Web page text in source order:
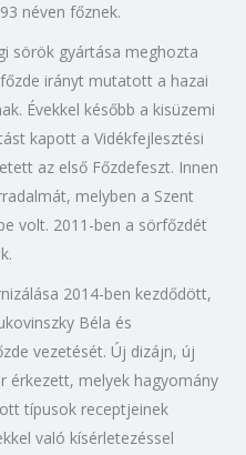
néven főznek.
sörök gyártása meghozta
irányt mutatott a hazai
Évekkel később a kisüzemi
kapott a Vidékfejlesztési
az első Főzdefeszt. Innen
melyben a Szent
volt. 2011-ben a sörfőzdét
2014-ben kezdődött,
Béla és
vezetését. Új dizájn, új
érkezett, melyek hagyomány
típusok receptjeinek
való kísérletezéssel